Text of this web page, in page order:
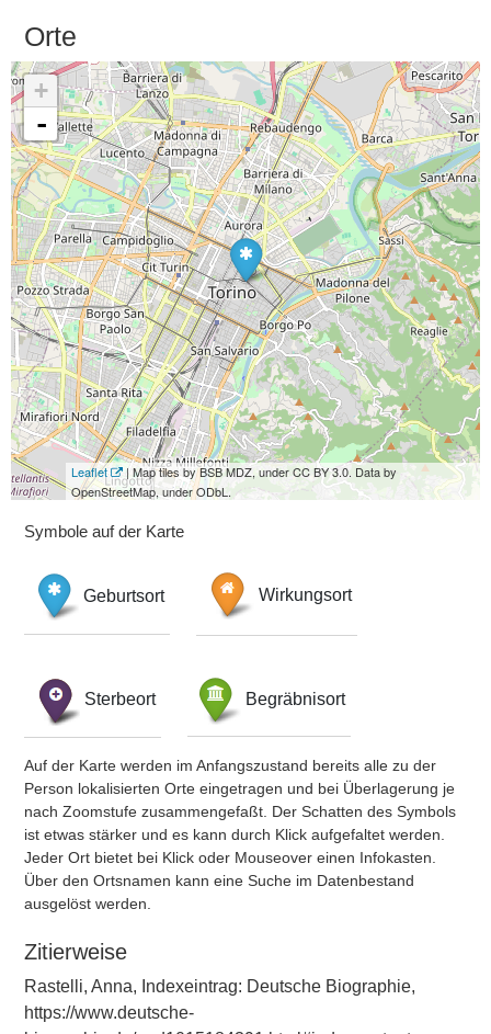
Orte
+
-
Leaflet
| Map tiles by BSB MDZ, under CC BY 3.0. Data by
OpenStreetMap, under ODbL.
Symbole auf der Karte
Geburtsort Wirkungsort
Sterbeort Begräbnisort
Auf der Karte werden im Anfangszustand bereits alle zu der
Person lokalisierten Orte eingetragen und bei Überlagerung je
nach Zoomstufe zusammengefaßt. Der Schatten des Symbols
ist etwas stärker und es kann durch Klick aufgefaltet werden.
Jeder Ort bietet bei Klick oder Mouseover einen Infokasten.
Über den Ortsnamen kann eine Suche im Datenbestand
ausgelöst werden.
Zitierweise
Rastelli, Anna, Indexeintrag: Deutsche Biographie,
https://www.deutsche-